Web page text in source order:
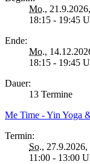
Mo., 21.9.2026,
18:15 - 19:45
Ende:
Mo.,
18:15 - 19:45
Dauer:
13 Termine
Me Time - Yin Yoga
Termin:
So., 27.9.2026,
11:00 - 13:00